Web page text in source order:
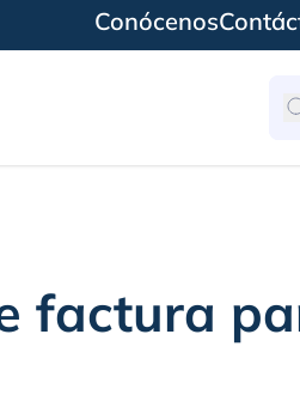
Conócenos
factura